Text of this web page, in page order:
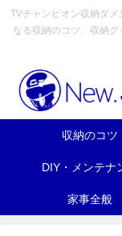
TVチャンピオン収納ダ
なる収納のコツ、収納
収納のコツ
DIY・メンテナ
家事全般